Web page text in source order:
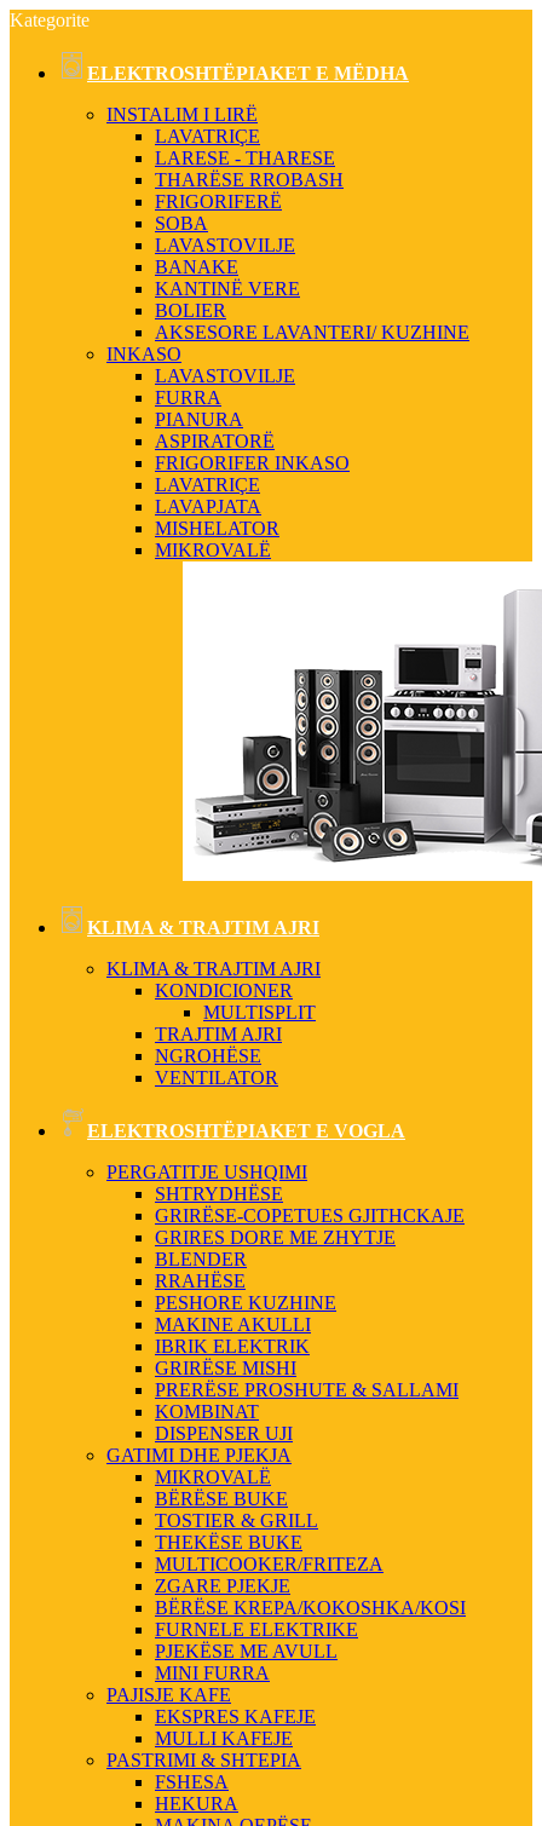
Kategorite
ELEKTROSHTËPIAKET E MËDHA
INSTALIM I LIRË
LAVATRIÇE
LARESE - THARESE
THARËSE RROBASH
FRIGORIFERË
SOBA
LAVASTOVILJE
BANAKE
KANTINË VERE
BOLIER
AKSESORE LAVANTERI/ KUZHINE
INKASO
LAVASTOVILJE
FURRA
PIANURA
ASPIRATORË
FRIGORIFER INKASO
LAVATRIÇE
LAVAPJATA
MISHELATOR
MIKROVALË
KLIMA & TRAJTIM AJRI
KLIMA & TRAJTIM AJRI
KONDICIONER
MULTISPLIT
TRAJTIM AJRI
NGROHËSE
VENTILATOR
ELEKTROSHTËPIAKET E VOGLA
PERGATITJE USHQIMI
SHTRYDHËSE
GRIRËSE-COPETUES GJITHCKAJE
GRIRES DORE ME ZHYTJE
BLENDER
RRAHËSE
PESHORE KUZHINE
MAKINE AKULLI
IBRIK ELEKTRIK
GRIRËSE MISHI
PRERËSE PROSHUTE & SALLAMI
KOMBINAT
DISPENSER UJI
GATIMI DHE PJEKJA
MIKROVALË
BËRËSE BUKE
TOSTIER & GRILL
THEKËSE BUKE
MULTICOOKER/FRITEZA
ZGARE PJEKJE
BËRËSE KREPA/KOKOSHKA/KOSI
FURNELE ELEKTRIKE
PJEKËSE ME AVULL
MINI FURRA
PAJISJE KAFE
EKSPRES KAFEJE
MULLI KAFEJE
PASTRIMI & SHTEPIA
FSHESA
HEKURA